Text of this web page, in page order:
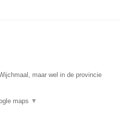
maar wel in de provincie
maps ▼